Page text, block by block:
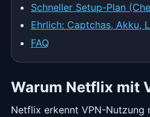
Schneller Setup-Plan
Ehrlich: Captchas, Akku,
FAQ
Warum Netflix mit
Netflix erkennt VPN-Nutzung